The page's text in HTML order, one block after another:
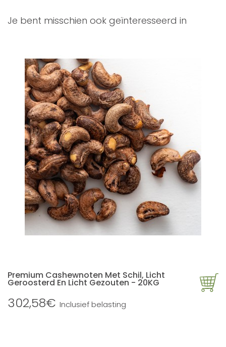
Je bent misschien ook geïnteresseerd in
Premium Cashewnoten Met Schil, Licht
Geroosterd En Licht Gezouten - 20KG
302,58€ Inclusief belasting